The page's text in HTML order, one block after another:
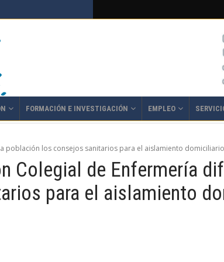
FORMACIÓN E INVESTIGACIÓN EMPLEO
población los consejos sanitarios para el aislamiento domiciliario
Colegial de Enfermería
para el aislamiento